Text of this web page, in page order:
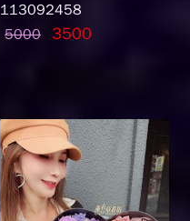
113092458
5000 3500